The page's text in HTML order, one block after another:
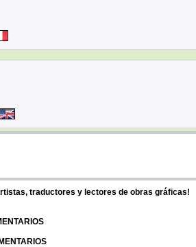
traductores y lectores de obras gráficas!